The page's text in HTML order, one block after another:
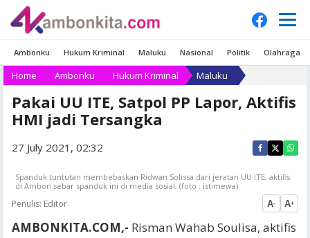
Ambonku Hukum Kriminal Maluku Nasional Politik Olahraga
Home Ambonku Hukum Kriminal Maluku
Pakai UU ITE, Satpol PP Lapor, Aktifis
HMI jadi Tersangka
27 July 2021, 02:32
Spanduk tuntutan membebaskan Ridwan Solissa dari jeratan UU ITE, aktifis
di Ambon sebar spanduk ini di media sosial, (foto : istimewa)
Penulis: Editor A- A+
AMBONKITA.COM,- Risman Wahab Soulisa, aktifis